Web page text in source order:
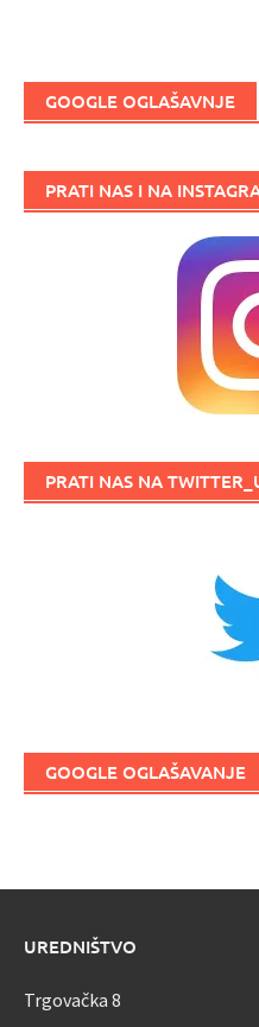
GOOGLE OGLAŠAVNJE
PRATI NAS I NA
PRATI NAS NA
GOOGLE OGLAŠAVANJE
UREDNIŠTVO
Trgovačka 8